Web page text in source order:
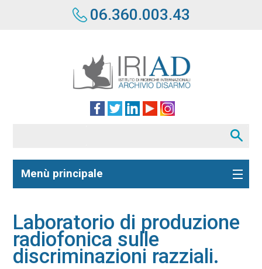
06.360.003.43
Menù principale
Laboratorio di produzione
radiofonica sulle
discriminazioni razziali.